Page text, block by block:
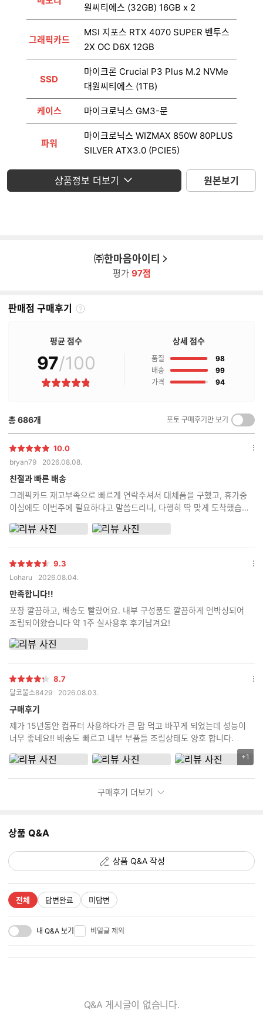
원씨티에스 (32GB) 16GB x 2
그래픽카드
MSI 지포스 RTX 4070 SUPER 벤투스
2X OC D6X 12GB
SSD
마이크론 Crucial P3 Plus M.2 NVMe
대원씨티에스 (1TB)
케이스 마이크로닉스 GM3-문
파워
마이크로닉스 WIZMAX 850W 80PLUS
SILVER ATX3.0 (PCIE5)
운영체제 미포함
상품정보 더보기 원본보기
㈜한마음아이티
평가 97점
판매점 구매후기
판
매
후
기
평균 점수
97/100
별
상세 점수
품질 98점
배송
99점
가격
94점
총686개 포토 구매후기만 보기
켜
기/
별
점
10.0
bryan79 2026.08.08.
친절과 빠른 배송
그래픽카드 재고부족으로 빠르게 연락주셔서 대체품을 구했고, 휴가중
이심에도 이번주에 필요하다고 말씀드리니, 다행히 딱 맞게 도착했습니
옵
별
점
9.3
Loharu 2026.08.04.
만족합니다!!
포장 깔끔하고, 배송도 빨랐어요. 내부 구성품도 깔끔하게 언박싱되어
조립되어왔습니다 약 1주 실사용후 후기남겨요!
옵
별
점
8.7
달코뿔소8429 2026.08.03.
구매후기
제가 15년동안 컴퓨터 사용하다가 큰 맘 먹고 바꾸게 되었는데 성능이
너무 좋네요!! 배송도 빠르고 내부 부품들 조립상태도 양호 합니다.
리
수
+1
옵
구매후기 더보기
상품 Q&A
상품 Q&A 작성
전체 답변완료 미답변
내 Q&A 보기 비밀글 제외
Q&A 게시글이 없습니다.